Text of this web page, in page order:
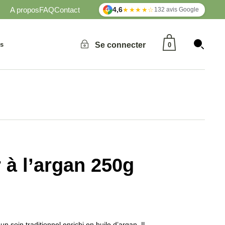
A proposFAQContact G 4,6★★★★☆ 132 avis Google
Se connecter 0
Aucun produit dans le panier.
l’argan 250g